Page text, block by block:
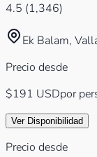
4.5 (1,346)
Ek Balam,
Precio desde
$191 USDpor
Ver Disponibilidad
Precio desde